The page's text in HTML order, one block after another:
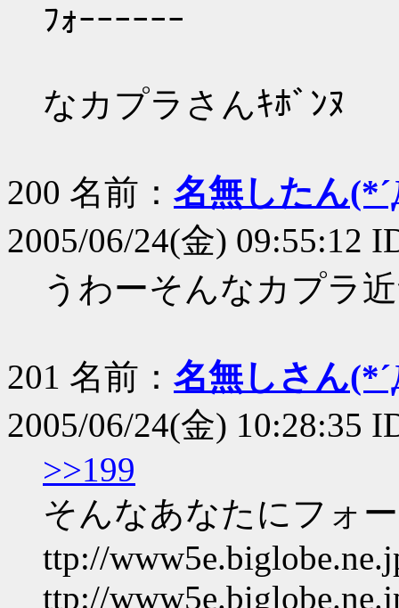
ﾌｫｰｰｰｰｰｰ
なカプラさんｷﾎﾞﾝﾇ
200 名前： 名無したん
2005/06/24(金) 09:55:12
うわーそんなカプラ
201 名前： 名無しさん
2005/06/24(金) 10:28:35
>>199
そんなあなたにフォ
ttp://
ttp://